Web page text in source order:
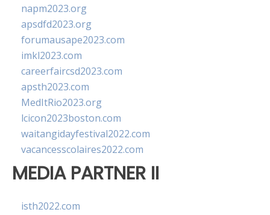
napm2023.org
apsdfd2023.org
forumausape2023.com
imkl2023.com
careerfaircsd2023.com
apsth2023.com
MedItRio2023.org
lcicon2023boston.com
waitangidayfestival2022.com
vacancesscolaires2022.com
MEDIA PARTNER II
isth2022.com